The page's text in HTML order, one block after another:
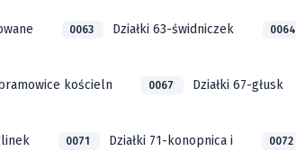
0063 Działki 63-świdniczek 0064
kościeln 0067 Działki 67-głusk
0071 Działki 71-konopnica i 0072